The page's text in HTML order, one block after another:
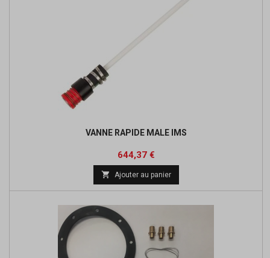
VANNE RAPIDE MALE IMS
Prix
644,37 €Prix
de
base
 Ajouter au panier